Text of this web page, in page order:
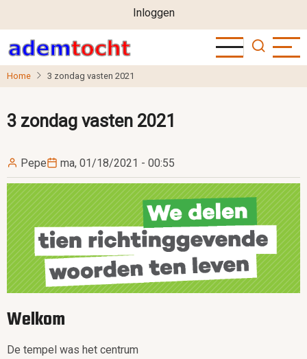
naar
de
inhoud
User
account
menu
Inloggen
Home 3 zondag vasten 2021
3 zondag vasten 2021
Pepe ma, 01/18/2021 - 00:55
Image
Welkom
De tempel was het centrum